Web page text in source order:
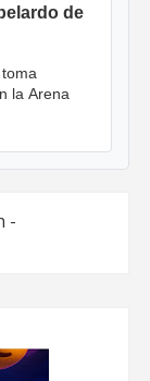
de
la Arena
-